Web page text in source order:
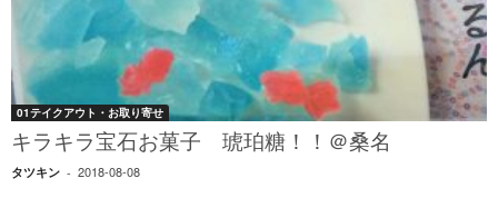
01テイクアウト・お取り寄せ
キラキラ宝石お菓子 琥珀糖！！＠桑名
タツキン - 2018-08-08